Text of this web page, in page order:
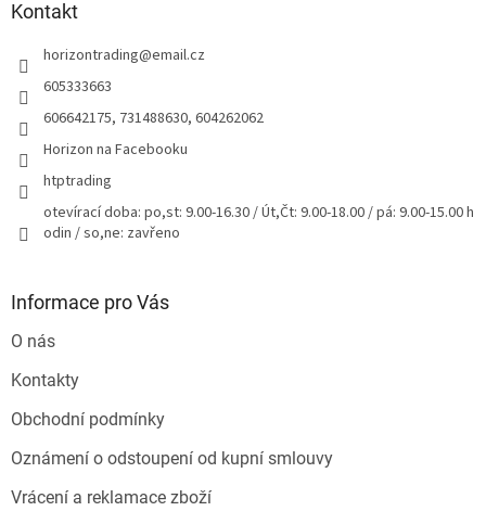
Kontakt
horizontrading@email.cz
605333663
606642175, 731488630, 604262062
Horizon na Facebooku
htptrading
otevírací doba: po,st: 9.00-16.30 / Út,Čt: 9.00-18.00 / pá: 9.00-15.00 h
odin / so,ne: zavřeno
Informace pro Vás
O nás
Kontakty
Obchodní podmínky
Oznámení o odstoupení od kupní smlouvy
Vrácení a reklamace zboží